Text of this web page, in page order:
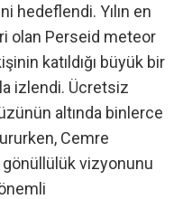
hedeflendi. Yılın en
olan Perseid meteor
katıldığı büyük bir
izlendi. Ücretsiz
altında binlerce
Cemre
gönüllülük vizyonunu